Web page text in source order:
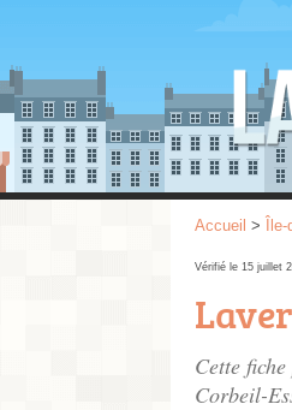
Accueil >
Vérifié le 15 juillet
Cette
Corbeil-